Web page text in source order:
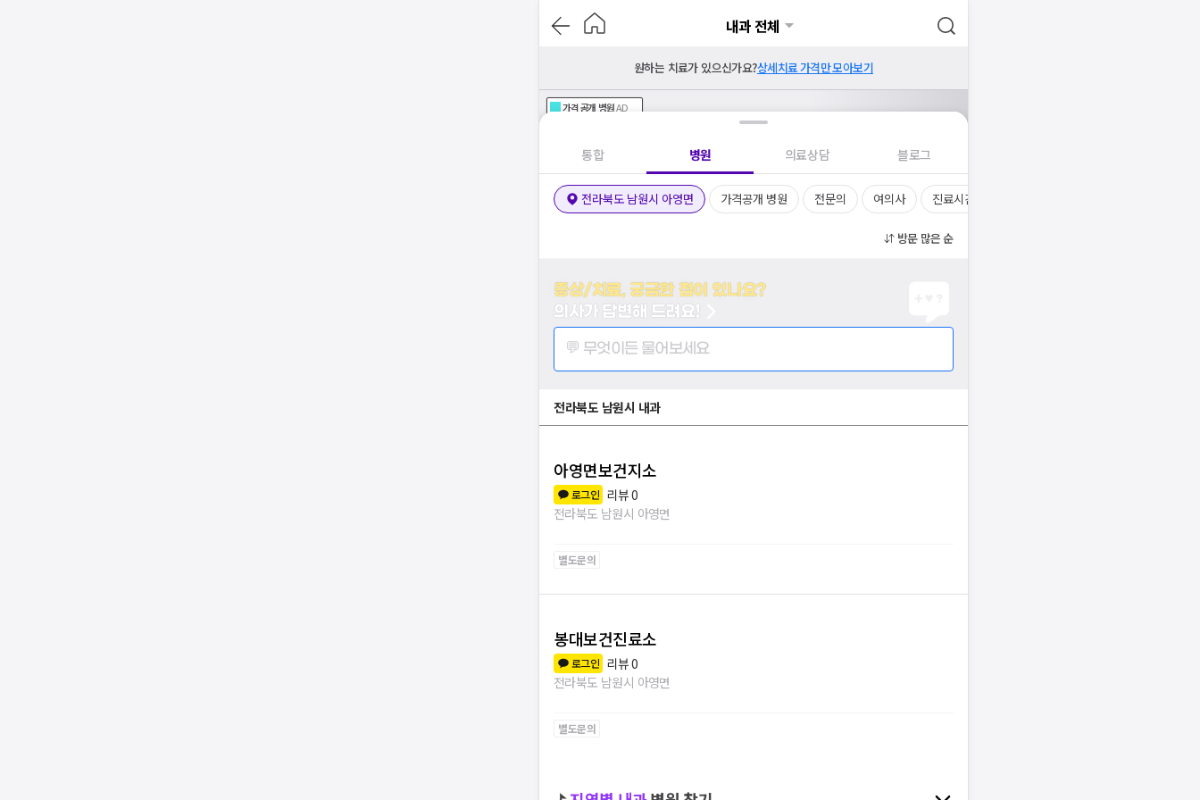
내과 전체
원하는 치료가 있으신가요?상세치료 가격만 모아보기
가격공개 병원AD
통합 병원 의료상담 블로그
전라북도 남원시 아영면 가격공개 병원 전문의 여의사 진료시간
방문 많은 순
증상/치료, 궁금한 점이 있나요?
의사가 답변해 드려요!
💬 무엇이든 물어보세요
전라북도 남원시 내과
아영면보건지소
로그인 리뷰0
전라북도 남원시 아영면
별도문의
봉대보건진료소
로그인 리뷰0
전라북도 남원시 아영면
별도문의